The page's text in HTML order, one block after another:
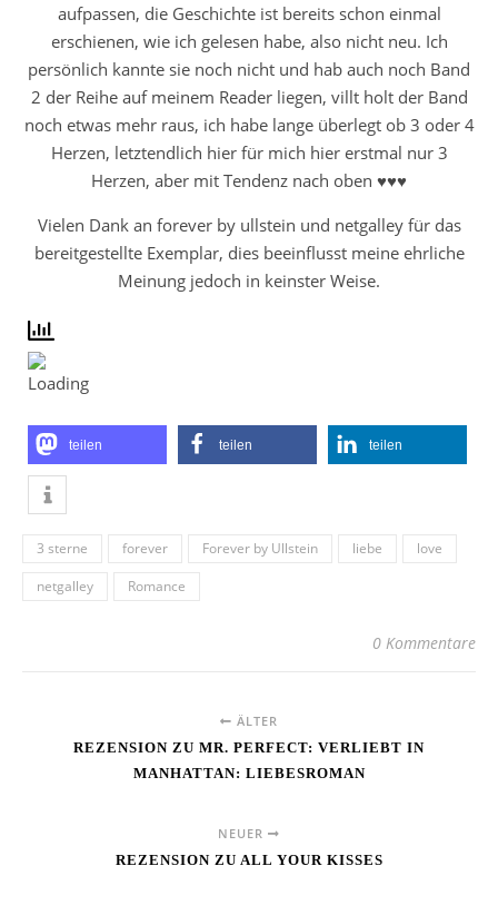
aufpassen, die Geschichte ist bereits schon einmal
erschienen, wie ich gelesen habe, also nicht neu. Ich
persönlich kannte sie noch nicht und hab auch noch Band
2 der Reihe auf meinem Reader liegen, villt holt der Band
noch etwas mehr raus, ich habe lange überlegt ob 3 oder 4
Herzen, letztendlich hier für mich hier erstmal nur 3
Herzen, aber mit Tendenz nach oben ♥♥♥
Vielen Dank an forever by ullstein und netgalley für das
bereitgestellte Exemplar, dies beeinflusst meine ehrliche
Meinung jedoch in keinster Weise.
teilen teilen teilen
3 sterne forever Forever by Ullstein liebe
love
netgalley
Romance
0 Kommentare
ÄLTER
REZENSION ZU MR. PERFECT: VERLIEBT IN
MANHATTAN: LIEBESROMAN
NEUER
REZENSION ZU ALL YOUR KISSES